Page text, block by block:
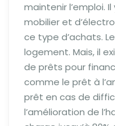
maintenir l’emploi.
mobilier et
ce type d’achats.
logement. Mais, il
de prêts pour
comme le prêt à
prêt en cas de
l’amélioration de